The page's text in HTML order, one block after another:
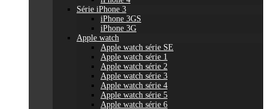
Série iPhone 3
iPhone 3GS
iPhone 3G
Apple watch
Apple watch série SE
Apple watch série 1
Apple watch série 2
Apple watch série 3
Apple watch série 4
Apple watch série 5
Apple watch série 6